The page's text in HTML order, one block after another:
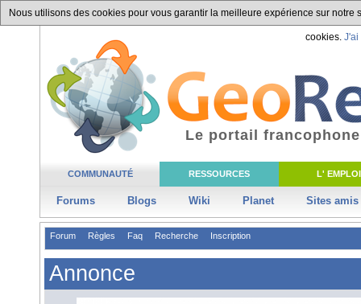
Nous utilisons des cookies pour vous garantir la meilleure expérience sur
cookies. J'ai
COMMUNAUTÉ RESSOURCES L' EMPLOI
Forums Blogs Wiki Planet Sites amis
Le portail
Forum Règles Faq Recherche Inscription
Annonce